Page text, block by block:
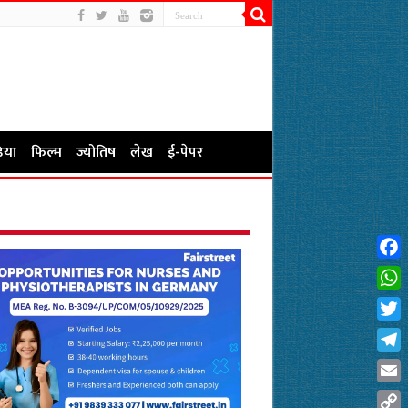
फिल्म ज्योतिष लेख ई-पेपर